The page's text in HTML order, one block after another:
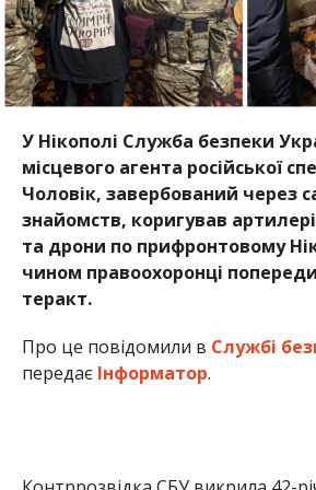
У Нікополі Служба безпеки
місцевого агента російської
Чоловік, завербований через
знайомств, коригував
та дрони по прифронтовому
чином правоохоронці
теракт.
Про це повідомили в Службі
передає Інформатор.